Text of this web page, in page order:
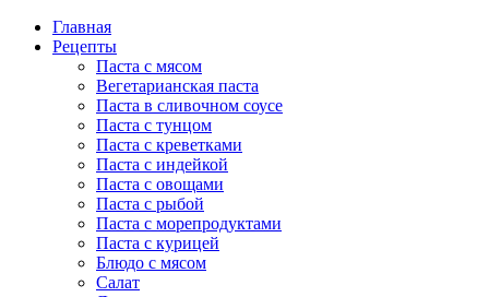
Главная
Рецепты
Паста с мясом
Вегетарианская паста
Паста в сливочном соусе
Паста с тунцом
Паста с креветками
Паста с индейкой
Паста с овощами
Паста с рыбой
Паста с морепродуктами
Паста с курицей
Блюдо с мясом
Салат